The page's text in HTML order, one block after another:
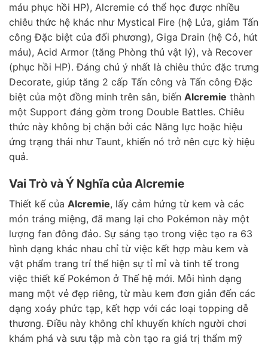
máu phục hồi HP), Alcremie có thể học được nhiều
chiêu thức hệ khác như Mystical Fire (hệ Lửa, giảm Tấn
công Đặc biệt của đối phương), Giga Drain (hệ Cỏ, hút
máu), Acid Armor (tăng Phòng thủ vật lý), và Recover
(phục hồi HP). Đáng chú ý nhất là chiêu thức đặc trưng
Decorate, giúp tăng 2 cấp Tấn công và Tấn công Đặc
biệt của một đồng minh trên sân, biến Alcremie thành
một Support đáng gờm trong Double Battles. Chiêu
thức này không bị chặn bởi các Năng lực hoặc hiệu
ứng trạng thái như Taunt, khiến nó trở nên cực kỳ hiệu
quả.
Vai Trò và Ý Nghĩa của Alcremie
Thiết kế của Alcremie, lấy cảm hứng từ kem và các
món tráng miệng, đã mang lại cho Pokémon này một
lượng fan đông đảo. Sự sáng tạo trong việc tạo ra 63
hình dạng khác nhau chỉ từ việc kết hợp màu kem và
vật phẩm trang trí thể hiện sự tỉ mỉ và tinh tế trong
việc thiết kế Pokémon ở Thế hệ mới. Mỗi hình dạng
mang một vẻ đẹp riêng, từ màu kem đơn giản đến các
dạng xoáy phức tạp, kết hợp với các loại topping dễ
thương. Điều này không chỉ khuyến khích người chơi
khám phá và sưu tập mà còn tạo ra giá trị thẩm mỹ